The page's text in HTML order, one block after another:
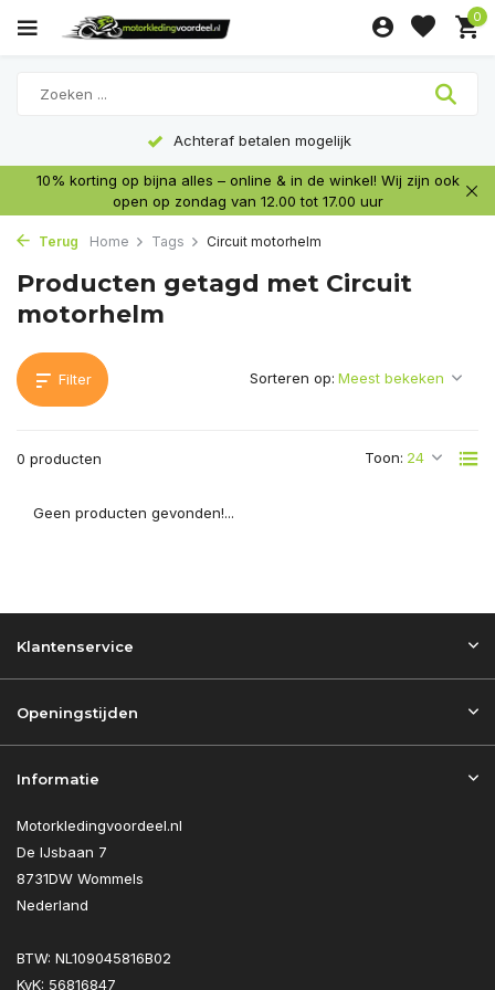
0
Achteraf betalen mogelijk
10% korting op bijna alles – online & in de winkel! Wij zijn ook
open op zondag van 12.00 tot 17.00 uur
Terug Home Tags Circuit motorhelm
Producten getagd met Circuit
motorhelm
Filter
0 producten Toon:
Sorteren op:
Geen producten gevonden!...
Klantenservice
Openingstijden
Informatie
Motorkledingvoordeel.nl
De IJsbaan 7
8731DW Wommels
Nederland
BTW: NL109045816B02
KvK: 56816847